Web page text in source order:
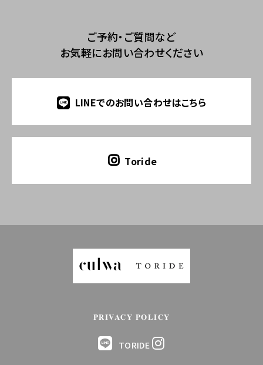
ご予約・ご質問など
お気軽にお問い合わせください
LINEでのお問い合わせはこちら
Toride
PRIVACY POLICY
TORIDE